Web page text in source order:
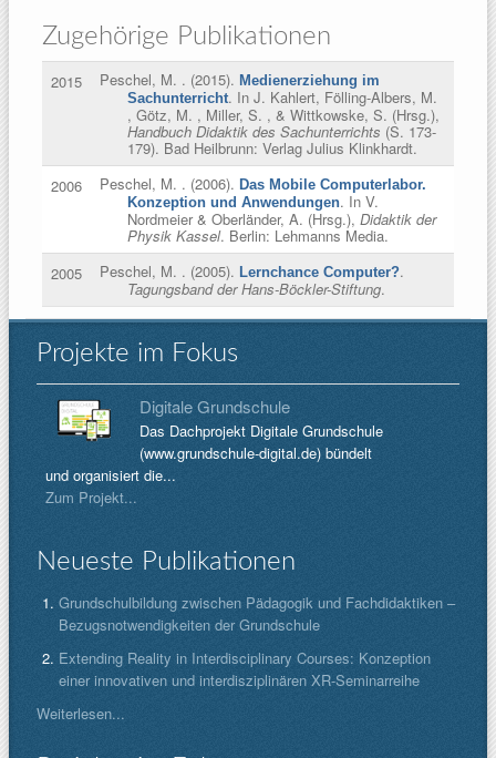
Zugehörige Publikationen
2015 Peschel, M. . (2015). Medienerziehung im
Sachunterricht. In J. Kahlert, Fölling-Albers, M.
, Götz, M. , Miller, S. , & Wittkowske, S. (Hrsg.),
Handbuch Didaktik des Sachunterrichts (S. 173-
179). Bad Heilbrunn: Verlag Julius Klinkhardt.
2006
Peschel, M. . (2006). Das Mobile Computerlabor.
Konzeption und Anwendungen. In V.
Nordmeier & Oberländer, A. (Hrsg.), Didaktik der
Physik Kassel. Berlin: Lehmanns Media.
2005
Peschel, M. . (2005). Lernchance Computer?.
Tagungsband der Hans-Böckler-Stiftung.
Projekte im Fokus
Digitale Grundschule
Das Dachprojekt Digitale Grundschule
(www.grundschule-digital.de) bündelt
und organisiert die...
Zum Projekt...
Neueste Publikationen
Grundschulbildung zwischen Pädagogik und Fachdidaktiken –
Bezugsnotwendigkeiten der Grundschule
Extending Reality in Interdisciplinary Courses: Konzeption
einer innovativen und interdisziplinären XR-Seminarreihe
Weiterlesen...